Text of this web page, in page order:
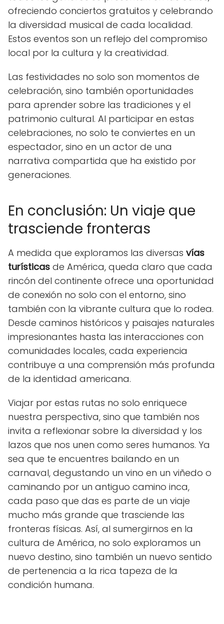
ofreciendo conciertos gratuitos y celebrando
la diversidad musical de cada localidad.
Estos eventos son un reflejo del compromiso
local por la cultura y la creatividad.
Las festividades no solo son momentos de
celebración, sino también oportunidades
para aprender sobre las tradiciones y el
patrimonio cultural. Al participar en estas
celebraciones, no solo te conviertes en un
espectador, sino en un actor de una
narrativa compartida que ha existido por
generaciones.
En conclusión: Un viaje que
trasciende fronteras
A medida que exploramos las diversas vías
turísticas de América, queda claro que cada
rincón del continente ofrece una oportunidad
de conexión no solo con el entorno, sino
también con la vibrante cultura que lo rodea.
Desde caminos históricos y paisajes naturales
impresionantes hasta las interacciones con
comunidades locales, cada experiencia
contribuye a una comprensión más profunda
de la identidad americana.
Viajar por estas rutas no solo enriquece
nuestra perspectiva, sino que también nos
invita a reflexionar sobre la diversidad y los
lazos que nos unen como seres humanos. Ya
sea que te encuentres bailando en un
carnaval, degustando un vino en un viñedo o
caminando por un antiguo camino inca,
cada paso que das es parte de un viaje
mucho más grande que trasciende las
fronteras físicas. Así, al sumergirnos en la
cultura de América, no solo exploramos un
nuevo destino, sino también un nuevo sentido
de pertenencia a la rica tapeza de la
condición humana.